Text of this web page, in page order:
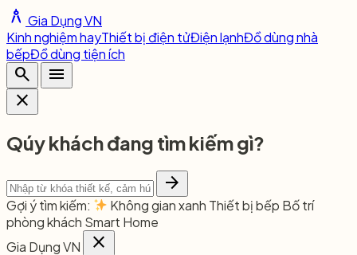
architecture Gia Dụng VN
Kinh nghiệm hayThiết bị điện tửĐiện lạnhĐồ dùng nhà
bếpĐồ dùng tiện ích
search
menu
close
Qúy khách đang tìm kiếm gì?
arrow_forward
Gợi ý tìm kiếm: Không gian xanh Thiết bị bếp Bố trí
phòng khách Smart Home
Gia Dụng VN
close